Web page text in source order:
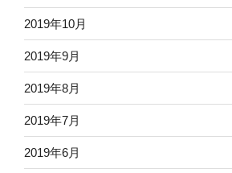
2019年10月
2019年9月
2019年8月
2019年7月
2019年6月